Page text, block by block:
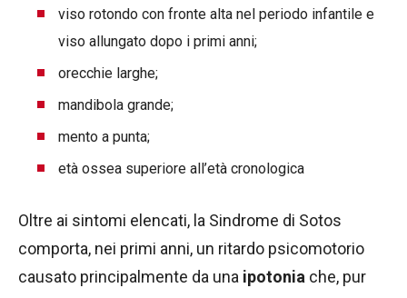
viso rotondo con fronte alta nel periodo infantile e
viso allungato dopo i primi anni;
orecchie larghe;
mandibola grande;
mento a punta;
età ossea superiore all’età cronologica
Oltre ai sintomi elencati, la Sindrome di Sotos
comporta, nei primi anni, un ritardo psicomotorio
causato principalmente da una ipotonia che, pur